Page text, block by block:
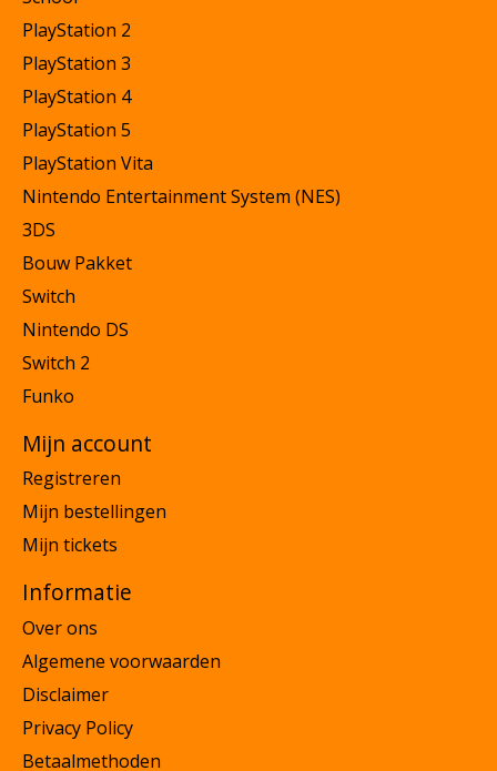
PlayStation 2
PlayStation 3
PlayStation 4
PlayStation 5
PlayStation Vita
Nintendo Entertainment System (NES)
3DS
Bouw Pakket
Switch
Nintendo DS
Switch 2
Funko
Mijn account
Registreren
Mijn bestellingen
Mijn tickets
Informatie
Over ons
Algemene voorwaarden
Disclaimer
Privacy Policy
Betaalmethoden